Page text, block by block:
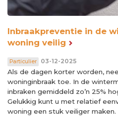
Inbraakpreventie in de
woning veilig
Particulier 03-12-2025
Als de dagen korter worden,
woninginbraak toe. In de
inbraken gemiddeld zo’n 25%
Gelukkig kunt u met relatief
woning een stuk veiliger maken.